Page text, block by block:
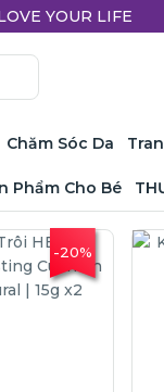
YOUR LIFE
Chăm Sóc Da
Phẩm Cho Bé
-20%